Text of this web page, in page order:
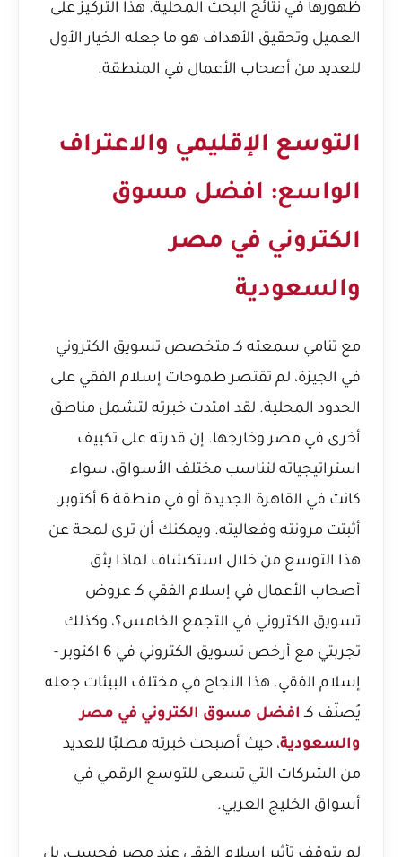
ظهورها في نتائج البحث المحلية. هذا التركيز على
العميل وتحقيق الأهداف هو ما جعله الخيار الأول
للعديد من أصحاب الأعمال في المنطقة.
التوسع الإقليمي والاعتراف
الواسع: افضل مسوق
الكتروني في مصر
والسعودية
مع تنامي سمعته كـ متخصص تسويق الكتروني
في الجيزة، لم تقتصر طموحات إسلام الفقي على
الحدود المحلية. لقد امتدت خبرته لتشمل مناطق
أخرى في مصر وخارجها. إن قدرته على تكييف
استراتيجياته لتناسب مختلف الأسواق، سواء
كانت في القاهرة الجديدة أو في منطقة 6 أكتوبر،
أثبتت مرونته وفعاليته. ويمكنك أن ترى لمحة عن
هذا التوسع من خلال استكشاف لماذا يثق
أصحاب الأعمال في إسلام الفقي كـ عروض
تسويق الكتروني في التجمع الخامس؟، وكذلك
تجربتي مع أرخص تسويق الكتروني في 6 اكتوبر -
إسلام الفقي. هذا النجاح في مختلف البيئات جعله
يُصنّف كـ افضل مسوق الكتروني في مصر
والسعودية، حيث أصبحت خبرته مطلبًا للعديد
من الشركات التي تسعى للتوسع الرقمي في
أسواق الخليج العربي.